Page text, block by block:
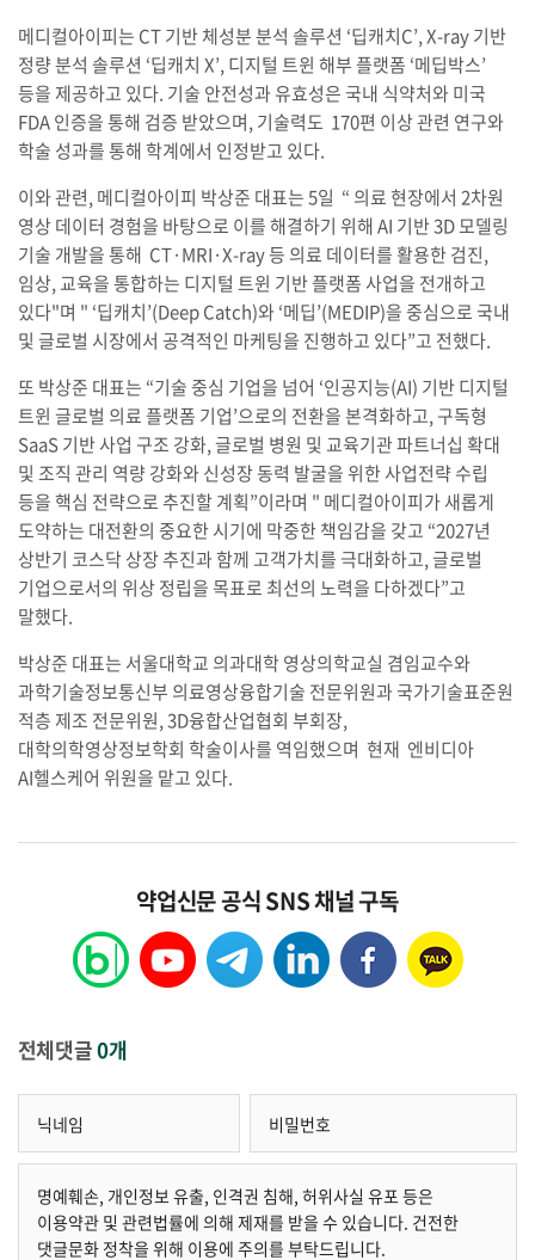
메디컬아이피는 CT 기반 체성분 분석 솔루션 ‘딥캐치C’, X-ray 기반
정량 분석 솔루션 ‘딥캐치 X’, 디지털 트윈 해부 플랫폼 ‘메딥박스’
등을 제공하고 있다. 기술 안전성과 유효성은 국내 식약처와 미국
FDA 인증을 통해 검증 받았으며, 기술력도 170편 이상 관련 연구와
학술 성과를 통해 학계에서 인정받고 있다.
이와 관련, 메디컬아이피 박상준 대표는 5일 “ 의료 현장에서 2차원
영상 데이터 경험을 바탕으로 이를 해결하기 위해 AI 기반 3D 모델링
기술 개발을 통해 CT·MRI·X-ray 등 의료 데이터를 활용한 검진,
임상, 교육을 통합하는 디지털 트윈 기반 플랫폼 사업을 전개하고
있다"며 " ‘딥캐치’(Deep Catch)와 ‘메딥’(MEDIP)을 중심으로 국내
및 글로벌 시장에서 공격적인 마케팅을 진행하고 있다”고 전했다.
또 박상준 대표는 “기술 중심 기업을 넘어 ‘인공지능(AI) 기반 디지털
트윈 글로벌 의료 플랫폼 기업’으로의 전환을 본격화하고, 구독형
SaaS 기반 사업 구조 강화, 글로벌 병원 및 교육기관 파트너십 확대
및 조직 관리 역량 강화와 신성장 동력 발굴을 위한 사업전략 수립
등을 핵심 전략으로 추진할 계획”이라며 " 메디컬아이피가 새롭게
도약하는 대전환의 중요한 시기에 막중한 책임감을 갖고 “2027년
상반기 코스닥 상장 추진과 함께 고객가치를 극대화하고, 글로벌
기업으로서의 위상 정립을 목표로 최선의 노력을 다하겠다”고
말했다.
박상준 대표는 서울대학교 의과대학 영상의학교실 겸임교수와
과학기술정보통신부 의료영상융합기술 전문위원과 국가기술표준원
적층 제조 전문위원, 3D융합산업협회 부회장,
대학의학영상정보학회 학술이사를 역임했으며 현재 엔비디아
AI헬스케어 위원을 맡고 있다.
약업신문 공식 SNS 채널 구독
전체댓글0개